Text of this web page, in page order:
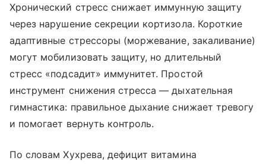
Хронический стресс снижает иммунную защиту
через нарушение секреции кортизола. Короткие
адаптивные стрессоры (моржевание, закаливание)
могут мобилизовать защиту, но длительный
стресс «подсадит» иммунитет. Простой
инструмент снижения стресса — дыхательная
гимнастика: правильное дыхание снижает тревогу
и помогает вернуть контроль.
По словам Хухрева, дефицит витамина